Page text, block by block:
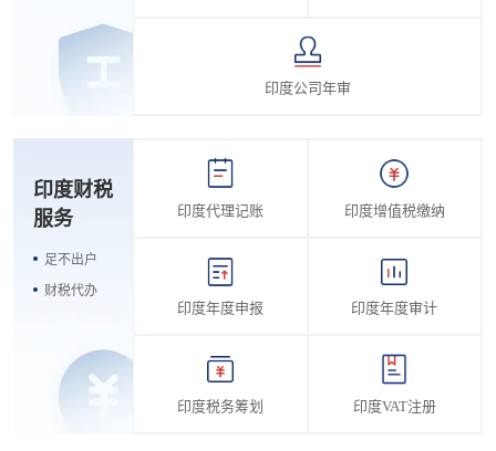
印度公司年审
印度财税
服务
足不出户
财税代办
印度代理记账 印度增值税缴纳
印度年度申报 印度年度审计
印度税务筹划 印度VAT注册